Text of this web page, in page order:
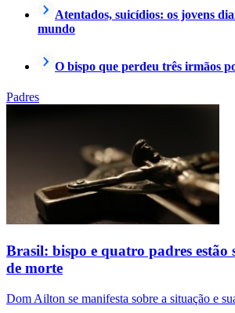
Atentados, suicídios: os jovens
mundo
O bispo que perdeu três irmãos
Padres
Brasil: bispo e quatro padres estão
de morte
Dom Ailton se manifesta sobre a situação e